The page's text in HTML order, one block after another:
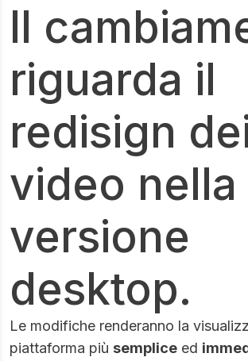
Il
riguarda il
redisign
video nella
versione
desktop.
Le modifiche renderanno la
piattaforma più semplice ed